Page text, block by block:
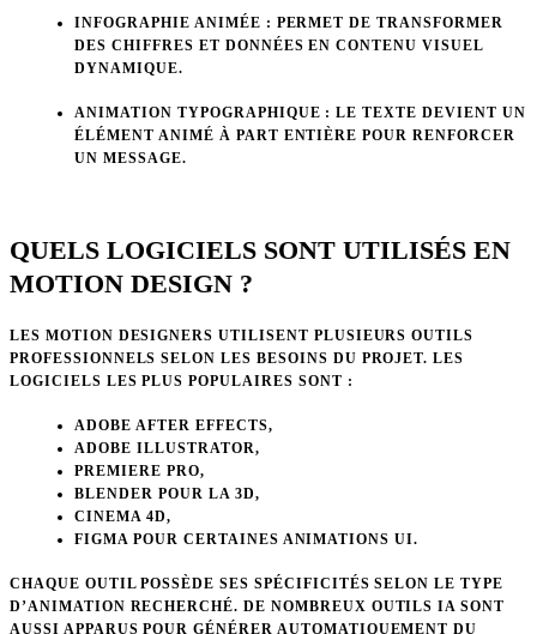
INFOGRAPHIE ANIMÉE : PERMET DE TRANSFORMER
DES CHIFFRES ET DONNÉES EN CONTENU VISUEL
DYNAMIQUE.
ANIMATION TYPOGRAPHIQUE : LE TEXTE DEVIENT UN
ÉLÉMENT ANIMÉ À PART ENTIÈRE POUR RENFORCER
UN MESSAGE.
QUELS LOGICIELS SONT UTILISÉS EN
MOTION DESIGN ?
LES MOTION DESIGNERS UTILISENT PLUSIEURS OUTILS
PROFESSIONNELS SELON LES BESOINS DU PROJET. LES
LOGICIELS LES PLUS POPULAIRES SONT :
ADOBE AFTER EFFECTS,
ADOBE ILLUSTRATOR,
PREMIERE PRO,
BLENDER POUR LA 3D,
CINEMA 4D,
FIGMA POUR CERTAINES ANIMATIONS UI.
CHAQUE OUTIL POSSÈDE SES SPÉCIFICITÉS SELON LE TYPE
D’ANIMATION RECHERCHÉ. DE NOMBREUX OUTILS IA SONT
AUSSI APPARUS POUR GÉNÉRER AUTOMATIQUEMENT DU